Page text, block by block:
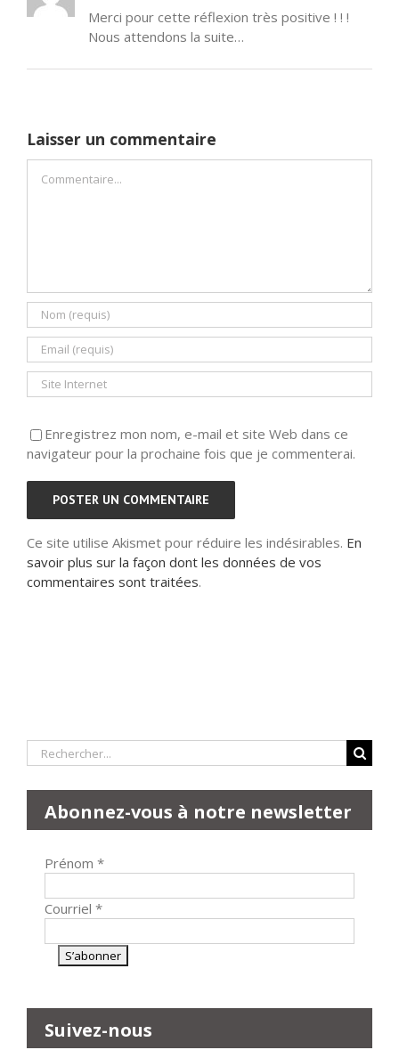
Merci pour cette réflexion très positive ! ! !
Nous attendons la suite…
Laisser un commentaire
Enregistrez mon nom, e-mail et site Web dans ce
navigateur pour la prochaine fois que je commenterai.
Ce site utilise Akismet pour réduire les indésirables. En
savoir plus sur la façon dont les données de vos
commentaires sont traitées.
Rechercher:
Abonnez-vous à notre newsletter
Prénom *
Courriel *
Suivez-nous